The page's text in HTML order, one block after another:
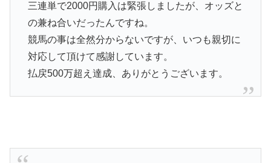
三連単で2000円購入は緊張しましたが、オッズと
の兼ね合いだったんですね。
競馬の事は全然分からないですが、いつも親切に
対応して頂けて感謝しています。
払戻500万超え達成、ありがとうございます。